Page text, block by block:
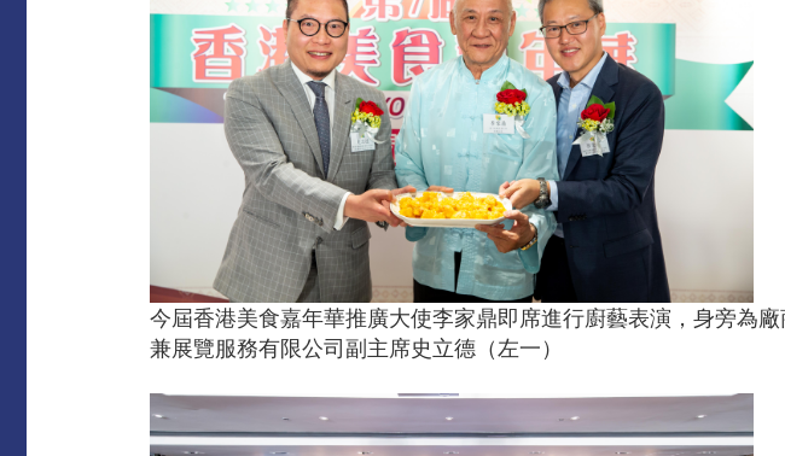
今屆香港美食嘉年華推廣大使李家鼎即席進行廚藝表演，身旁為
兼展覽服務有限公司副主席史立德（左一）